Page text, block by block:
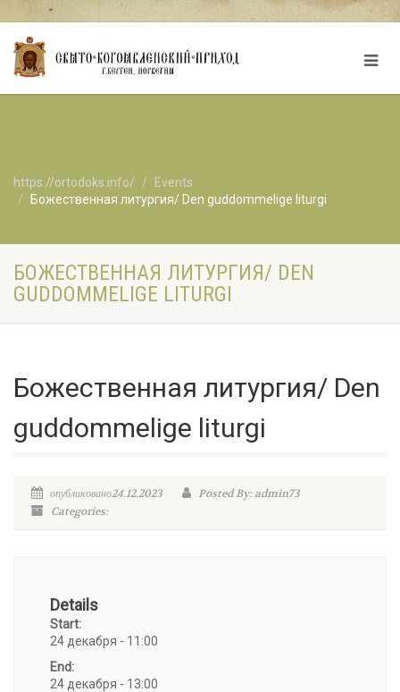
https://ortodoks.info/
Events
Божественная литургия/ Den guddommelige liturgi
БОЖЕСТВЕННАЯ ЛИТУРГИЯ/ DEN
GUDDOMMELIGE LITURGI
Божественная литургия/ Den
guddommelige liturgi
опубликовано24.12.2023
Posted By: admin73
Categories:
Details
Start:
24 декабря - 11:00
End:
24 декабря - 13:00